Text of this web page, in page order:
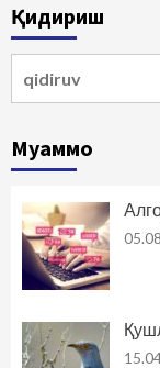
Қидириш
Муаммо